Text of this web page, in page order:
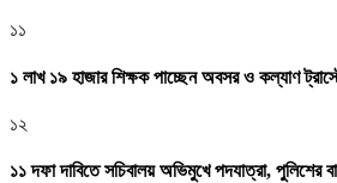
১১
১ লাখ ১৯ হাজার শিক্ষক পাচ্ছেন অবসর ও কল্যাণ
১২
১১ দফা দাবিতে সচিবালয় অভিমুখে পদযাত্রা, পুলিশের